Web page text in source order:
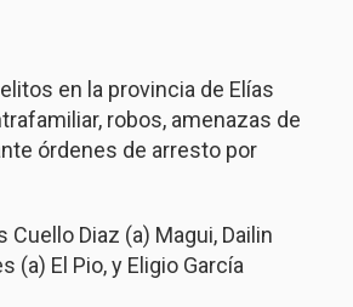
en la provincia de Elías
robos, amenazas de
órdenes de arresto por
Diaz (a) Magui, Dailin
(a) El Pio, y Eligio García